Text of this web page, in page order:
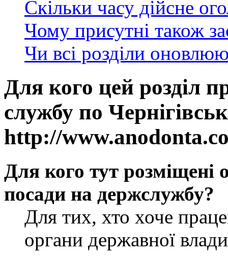
Скільки часу дійсне
Чому присутні також
Чи всі розділи
Для кого цей розділ
службу по
http://
Для кого тут розміщені
посади на держслужбу?
Для тих, хто хоче
органи державної